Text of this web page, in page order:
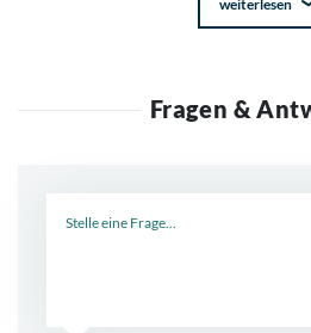
weiterlesen
Fragen &